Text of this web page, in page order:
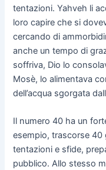
tentazioni. Yahveh li
loro capire che si
cercando di
anche un tempo di
soffriva, Dio lo
Mosè, lo alimentava
dell’acqua sgorgata
Il numero 40 ha un
esempio, trascorse
tentazioni e sfide,
pubblico. Allo stesso